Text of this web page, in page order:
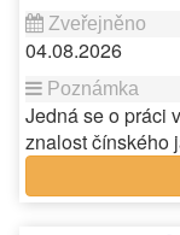
04.08.2026
Jedná se o práci
znalost čínského